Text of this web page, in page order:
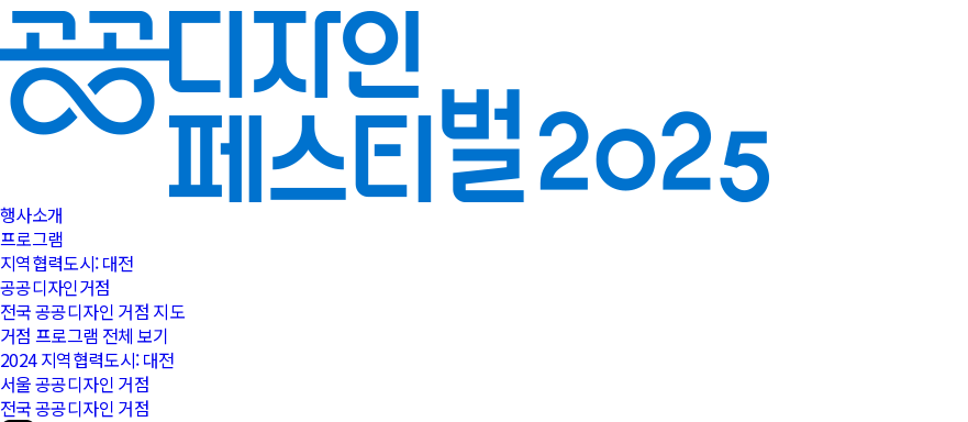
행사소개
프로그램
지역협력도시: 대전
공공디자인거점
전국 공공디자인 거점 지도
거점 프로그램 전체 보기
2024 지역협력도시: 대전
서울 공공디자인 거점
전국 공공디자인 거점